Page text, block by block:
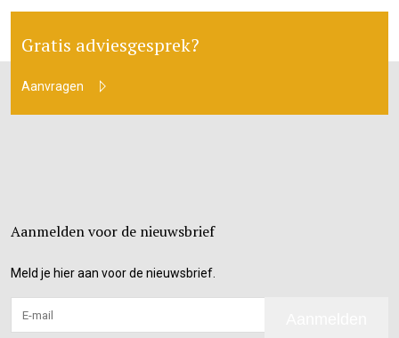
Gratis adviesgesprek?
Aanvragen
Aanmelden voor de nieuwsbrief
Meld je hier aan voor de nieuwsbrief.